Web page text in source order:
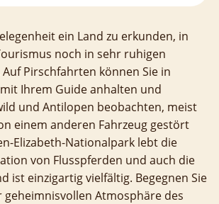
ein Land zu erkunden, in
noch in sehr ruhigen
Pirschfahrten können Sie in
Ihrem Guide anhalten und
und Antilopen beobachten, meist
einem anderen Fahrzeug gestört
Elizabeth-Nationalpark lebt die
von Flusspferden und auch die
ist einzigartig vielfältig. Begegnen Sie
Atmosphäre des